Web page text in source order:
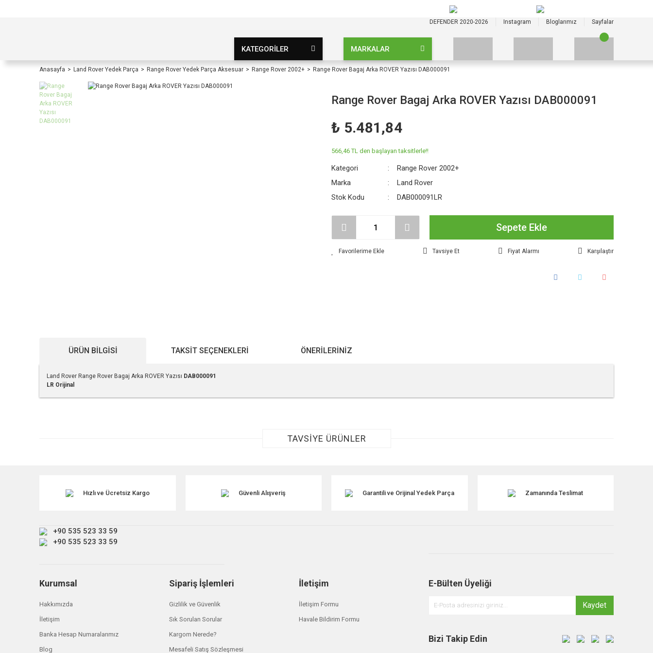
DEFENDER 2020-2026 Instagram Bloglarımız Sayfalar
KATEGORİLER MARKALAR
Anasayfa Land Rover Yedek Parça Range Rover Yedek Parça Aksesuar Range Rover 2002+ Range Rover Bagaj Arka ROVER Yazısı DAB000091
Range Rover Bagaj Arka ROVER Yazısı DAB000091
₺ 5.481,84
566,46 TL den başlayan taksitlerle!!
Kategori
Range Rover 2002+
Marka
Land Rover
Stok Kodu
DAB000091LR
Sepete Ekle
Tavsiye Et Fiyat Alarmı Karşılaştır
ÜRÜN BILGISI TAKSIT SEÇENEKLERI ÖNERILERINIZ
Land Rover Range Rover Bagaj Arka ROVER Yazısı DAB000091
LR Orijinal
Bu ürüne benzer farklı alternatifler olmalı.
TAVSİYE ÜRÜNLER
Land Rover
Hızlı ve Ücretsiz Kargo Güvenli Alışveriş Garantili ve Orijinal Yedek Parça Zamanında Teslimat
+90 535 523 33 59
+90 535 523 33 59
Kurumsal
Hakkımızda
İletişim
Banka Hesap Numaralarımız
Blog
Sipariş İşlemleri
Gizlilik ve Güvenlik
Sık Sorulan Sorular
Kargom Nerede?
Mesafeli Satış Sözleşmesi
İletişim
İletişim Formu
Havale Bildirim Formu
E-Bülten Üyeliği
Kaydet
Bizi Takip Edin